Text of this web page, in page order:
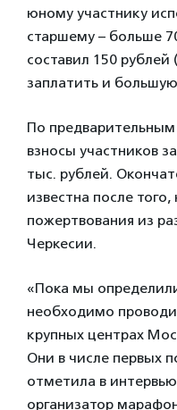
юному участнику
старшему – больше
составил 150
заплатить и
По
взносы участников
тыс. рублей.
известна после того,
пожертвования из
Черкесии.
«Пока мы
необходимо
крупных центрах
Они в числе первых
отметила в
организатор